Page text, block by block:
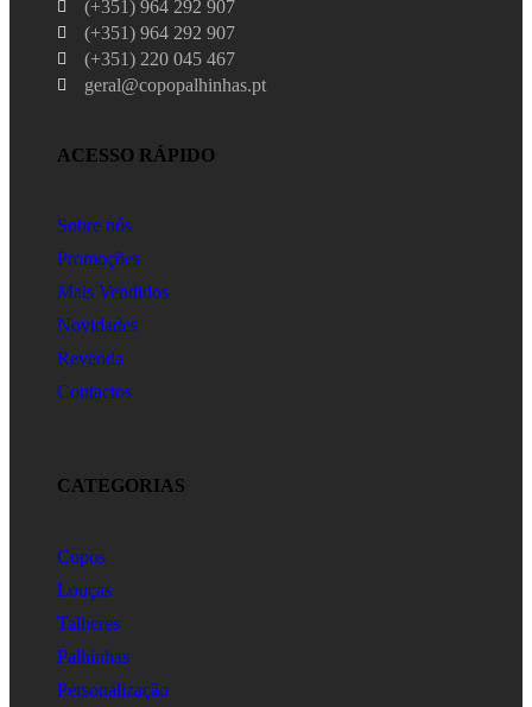
(+351) 964 292 907
(+351) 964 292 907
(+351) 220 045 467
geral@copopalhinhas.pt
ACESSO RÁPIDO
Sobre nós
Promoções
Mais Vendidos
Novidades
Revenda
Contactos
CATEGORIAS
Copos
Louças
Talheres
Palhinhas
Personalização